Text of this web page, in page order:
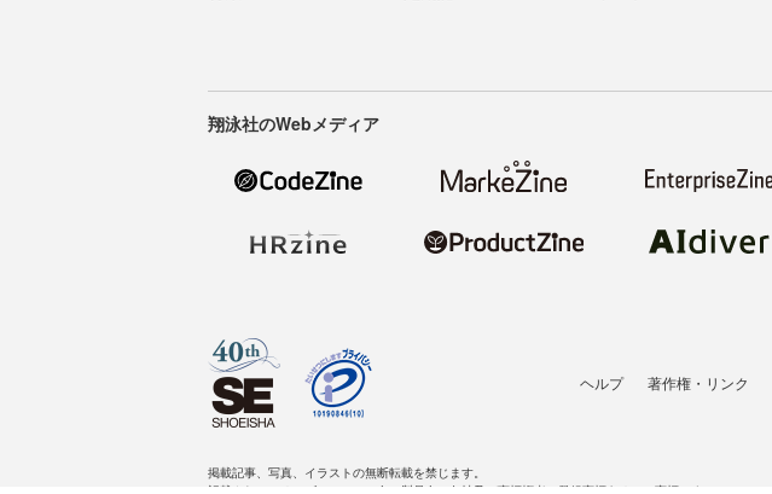
翔泳社のWebメディア
ヘルプ 著作権・リンク
掲載記事、写真、イラストの無断転載を禁じます。